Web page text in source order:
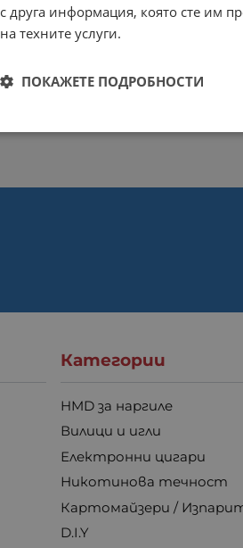
Категории
HMD за наргиле
Вилици и игли
Електронни цигари
Никотинова течност
Картомайзери /
D.I.Y
с друга информация, която сте им
на техните услуги.
ПОКАЖЕТЕ ПОДРОБНОСТИ